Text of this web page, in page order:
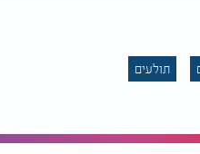
תולעים